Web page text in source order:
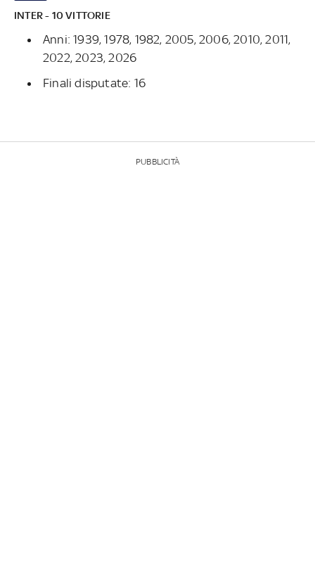
INTER - 10 VITTORIE
Anni: 1939, 1978, 1982, 2005, 2006, 2010, 2011,
2022, 2023, 2026
Finali disputate: 16
PUBBLICITÀ